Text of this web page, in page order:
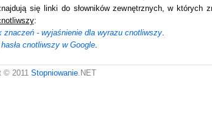
się linki do słowników zewnętrznych, w których
:
znaczeń - wyjaśnienie dla wyrazu cnotliwszy.
cnotliwszy w Google.
© 2011 Stopniowanie.NET